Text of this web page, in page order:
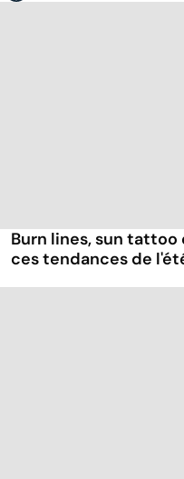
Burn lines, sun
ces tendances de